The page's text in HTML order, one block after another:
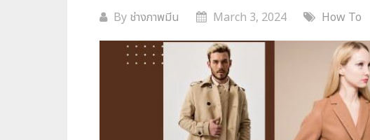
By ช่างภาพมีน March 3, 2024 How To